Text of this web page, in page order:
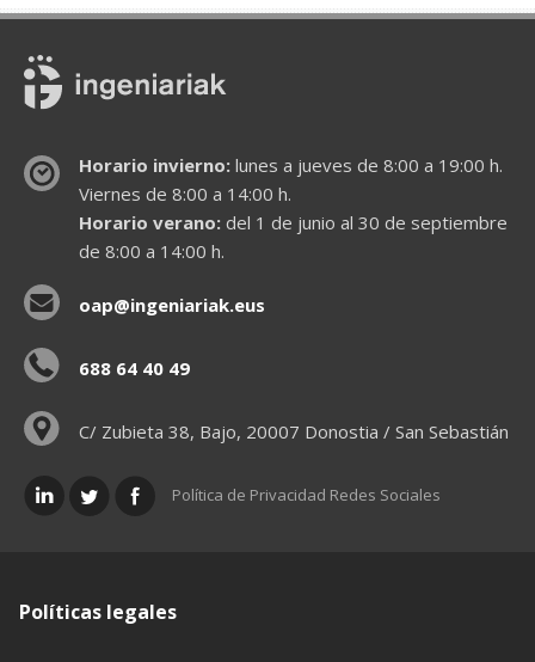
Horario invierno:lunes a jueves de 8:00 a 19:00 h.
Viernes de 8:00 a 14:00 h.
Horario verano:del 1 de junio al 30 de septiembre
de 8:00 a 14:00 h.
oap@ingeniariak.eus
688 64 40 49
C/ Zubieta 38, Bajo, 20007 Donostia / San Sebastián
Política de Privacidad Redes Sociales
Políticas legales